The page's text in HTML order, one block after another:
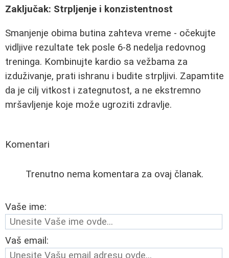
Zaključak: Strpljenje i konzistentnost
Smanjenje obima butina zahteva vreme - očekujte
vidljive rezultate tek posle 6-8 nedelja redovnog
treninga. Kombinujte kardio sa vežbama za
izduživanje, prati ishranu i budite strpljivi. Zapamtite
da je cilj vitkost i zategnutost, a ne ekstremno
mršavljenje koje može ugroziti zdravlje.
Komentari
Trenutno nema komentara za ovaj članak.
Vaše ime:
Vaš email: